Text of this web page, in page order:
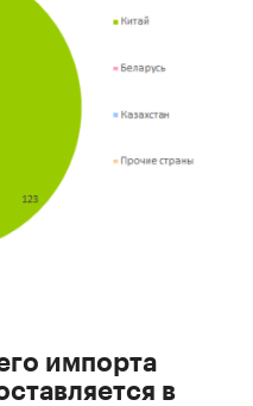
и собранные
ведомств:
служба
BusinesStat:
импорта
в